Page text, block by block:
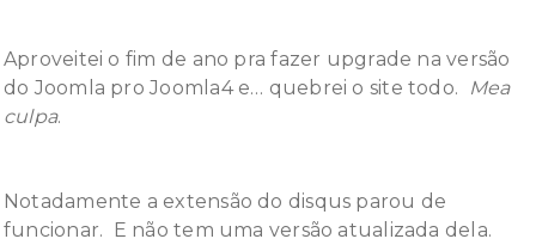
Aproveitei o fim de ano pra fazer upgrade na versão
do Joomla pro Joomla4 e… quebrei o site todo.
Mea
culpa.
Notadamente a extensão do disqus parou de
funcionar. E não tem uma versão atualizada dela.